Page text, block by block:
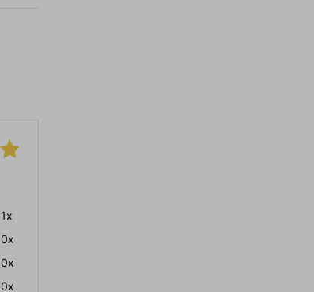
1x
0x
0x
0x